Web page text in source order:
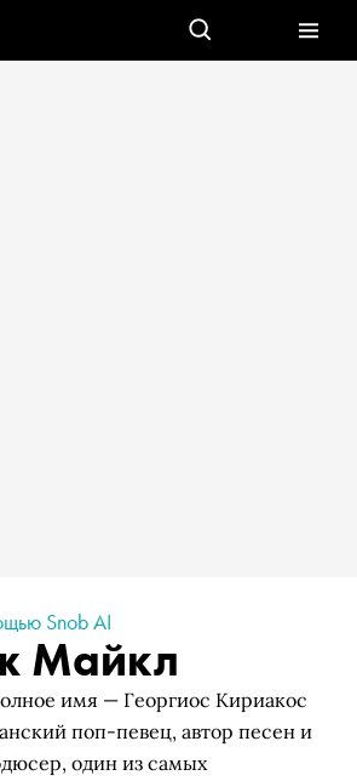
Snob AI
Майкл
имя — Георгиос Кириакос
поп-певец, автор песен и
один из самых